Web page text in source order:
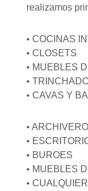
realizamos
• COCINAS
• CLOSETS
• MUEBLES
•
• CAVAS Y
•
•
• BUROES
• MUEBLES
•